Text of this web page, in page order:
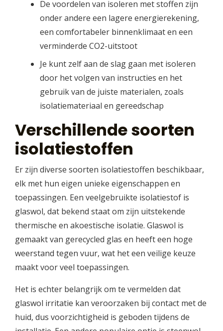
De voordelen van isoleren met stoffen zijn
onder andere een lagere energierekening,
een comfortabeler binnenklimaat en een
verminderde CO2-uitstoot
Je kunt zelf aan de slag gaan met isoleren
door het volgen van instructies en het
gebruik van de juiste materialen, zoals
isolatiemateriaal en gereedschap
Verschillende soorten
isolatiestoffen
Er zijn diverse soorten isolatiestoffen beschikbaar,
elk met hun eigen unieke eigenschappen en
toepassingen. Een veelgebruikte isolatiestof is
glaswol, dat bekend staat om zijn uitstekende
thermische en akoestische isolatie. Glaswol is
gemaakt van gerecycled glas en heeft een hoge
weerstand tegen vuur, wat het een veilige keuze
maakt voor veel toepassingen.
Het is echter belangrijk om te vermelden dat
glaswol irritatie kan veroorzaken bij contact met de
huid, dus voorzichtigheid is geboden tijdens de